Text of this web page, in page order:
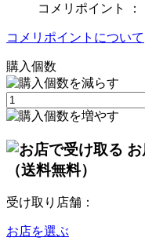
コメリポイント ：
コメリポイントについて
購入個数
（送料無料）
受け取り店舗：
お店を選ぶ